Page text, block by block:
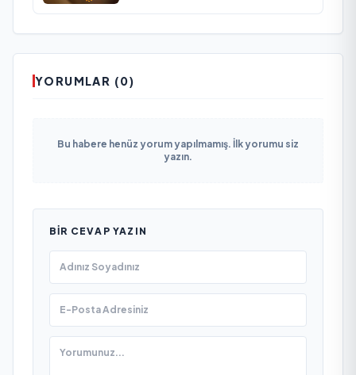
YORUMLAR (0)
Bu habere henüz yorum yapılmamış. İlk yorumu siz
yazın.
BIR CEVAP YAZIN